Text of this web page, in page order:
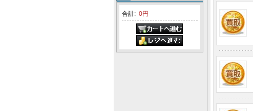
合計: 0円